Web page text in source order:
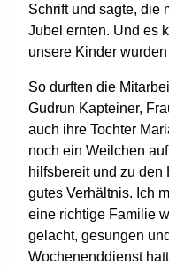
Schrift und sagte, die
Jubel ernten. Und es
unsere Kinder
So durften die
Gudrun Kapteiner,
auch ihre Tochter
noch ein Weilchen
hilfsbereit und zu
gutes Verhältnis. Ich
eine richtige Familie
gelacht, gesungen
Wochenenddienst